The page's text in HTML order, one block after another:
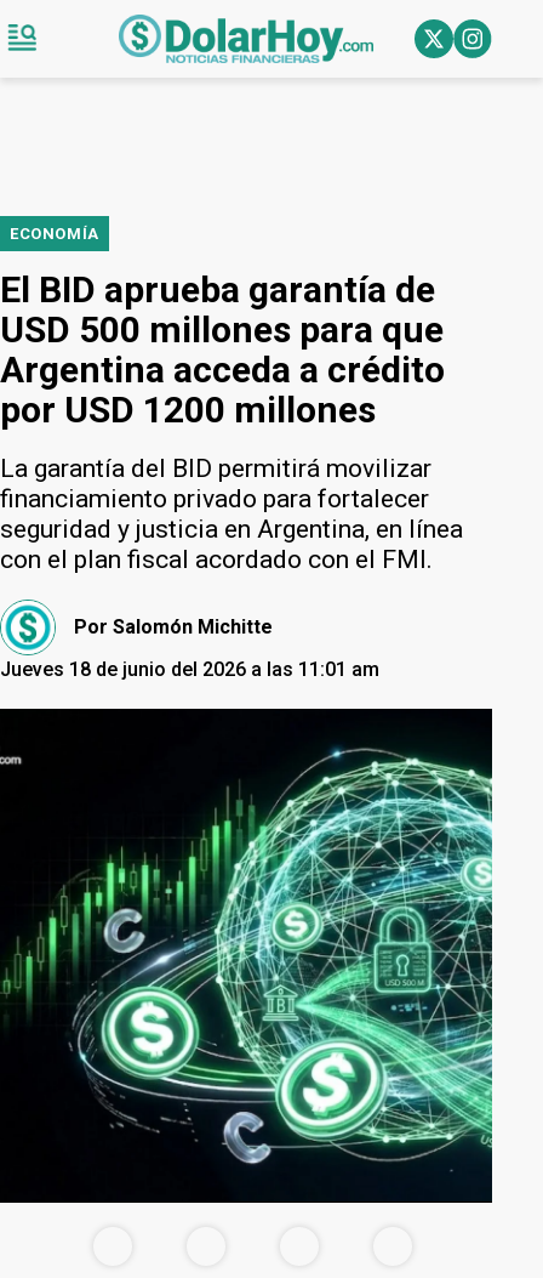
ECONOMÍA
El BID aprueba garantía de
USD 500 millones para que
Argentina acceda a crédito
por USD 1200 millones
La garantía del BID permitirá movilizar
financiamiento privado para fortalecer
seguridad y justicia en Argentina, en línea
con el plan fiscal acordado con el FMI.
Por Salomón Michitte
Jueves 18 de junio del 2026 a las 11:01 am